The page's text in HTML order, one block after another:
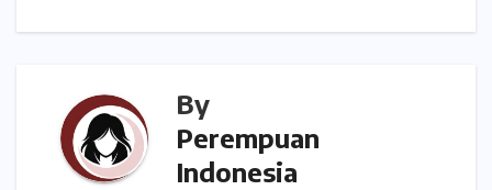
By
Perempuan
Indonesia